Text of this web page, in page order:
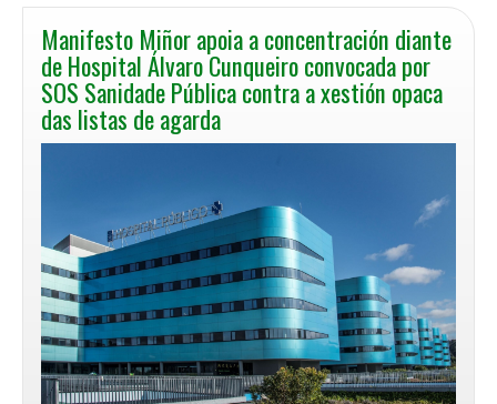
sobre
a
tourné
italiana
do
señor
concelleira
de
Comercio
Manifesto Miñor apoia a concentración diante
de Hospital Álvaro Cunqueiro convocada por
SOS Sanidade Pública contra a xestión opaca
das listas de agarda